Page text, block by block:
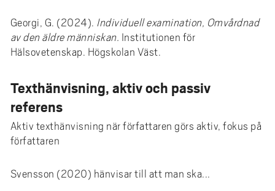
Georgi, G. (2024). Individuell examination, Omvårdnad
av den äldre människan. Institutionen för
Hälsovetenskap. Högskolan Väst.
Texthänvisning, aktiv och passiv
referens
Aktiv texthänvisning när författaren görs aktiv, fokus på
författaren
Svensson (2020) hänvisar till att man ska...